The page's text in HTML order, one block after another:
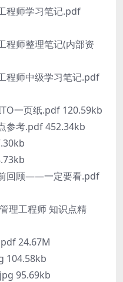
程师学习笔记.pdf
师整理笔记(内部资
程师中级学习笔记.pdf
一页纸.pdf 120.59kb
参考.pdf 452.34kb
回顾——一定要看.pdf
理工程师 知识点精
24.67M
104.58kb
95.69kb